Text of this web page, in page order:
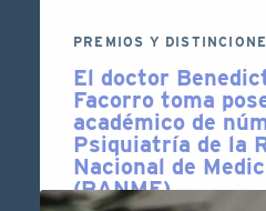
PREMIOS Y
El doctor
Facorro toma
académico de
Psiquiatría de la
Nacional de
(RANME)